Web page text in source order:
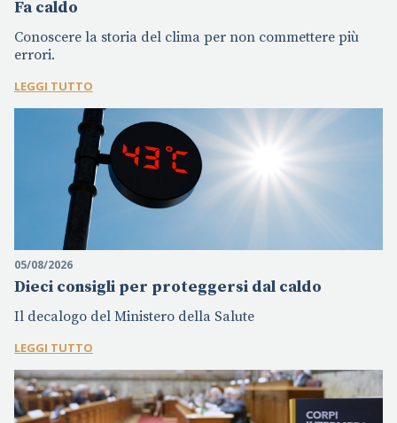
Fa caldo
Conoscere la storia del clima per non commettere più
errori.
LEGGI TUTTO
05/08/2026
Dieci consigli per proteggersi dal caldo
Il decalogo del Ministero della Salute
LEGGI TUTTO